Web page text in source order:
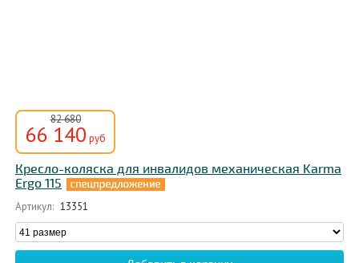
82 680
66 140 руб
Кресло-коляска для инвалидов механическая Karma
Ergo 115
Артикул: 13351